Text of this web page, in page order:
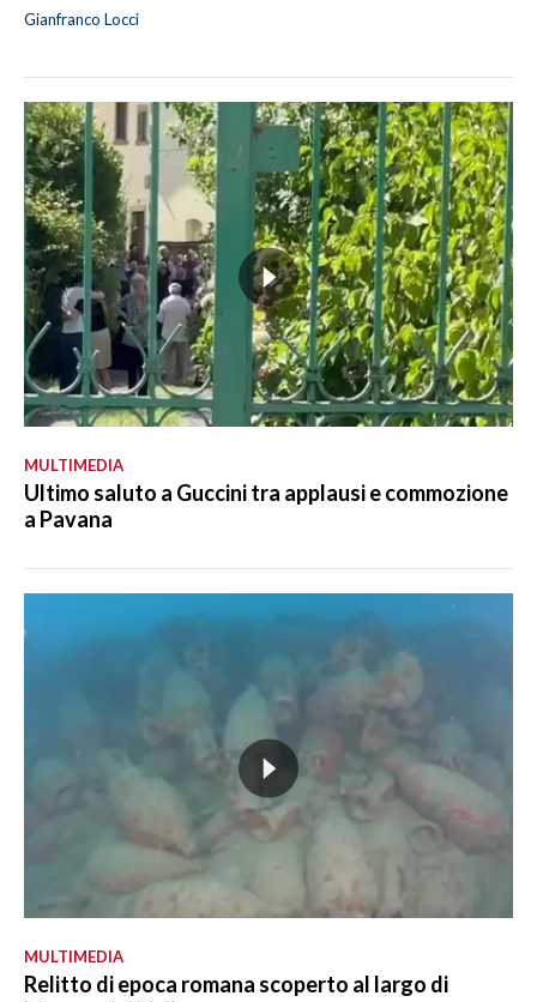
Gianfranco Locci
MULTIMEDIA
Ultimo saluto a Guccini tra applausi e commozione
a Pavana
MULTIMEDIA
Relitto di epoca romana scoperto al largo di